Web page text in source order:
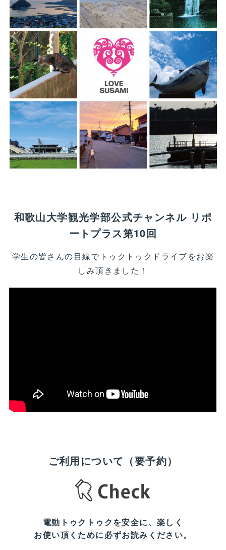
和歌山大学観光学部公式チャンネル リポ
ートプラス第10回
学生の皆さんの目線でトゥクトゥクドライブをお楽
しみ頂きました！
ご利用について（要予約）
電動トゥクトゥクを安全に、楽しく
お使い頂くために必ずお読みください。